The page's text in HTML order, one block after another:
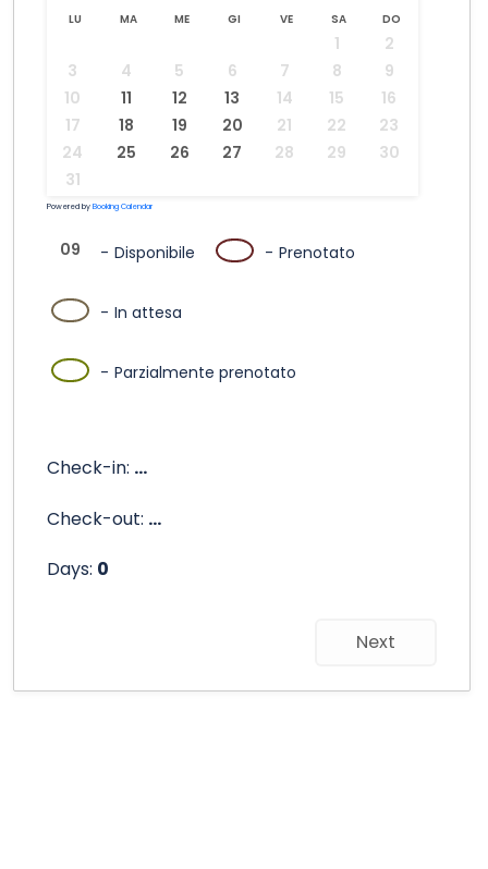
LU MA ME GI VE SA DO
1
2
3
4 5 6 7 8
9
10
11 12 13 14 15
16
17
18 19 20 21 22
23
24
25 26 27 28 29
30
31
Powered by Booking Calendar
09 - Disponibile 09 - Prenotato
09 - In attesa
·
09 - Parzialmente prenotato
Check-in: ...
Check-out: ...
Days: 0
Next